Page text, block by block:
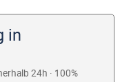
in
24h · 100%